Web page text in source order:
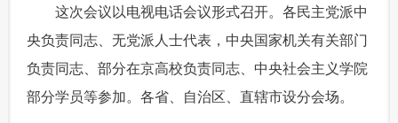
这次会议以电视电话会议形式召开。各民主党派中
央负责同志、无党派人士代表，中央国家机关有关部门
负责同志、部分在京高校负责同志、中央社会主义学院
部分学员等参加。各省、自治区、直辖市设分会场。